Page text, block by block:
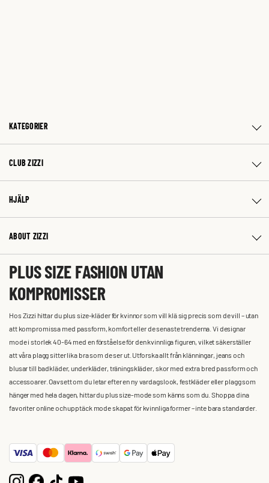
KATEGORIER
CLUB ZIZZI
HJÄLP
ABOUT ZIZZI
PLUS SIZE FASHION UTAN
KOMPROMISSER
Hos Zizzi hittar du plus size-kläder för kvinnor som vill klä sig precis som de vill – utan
att kompromissa med passform, komfort eller de senaste trenderna. Vi designar
mode i storlek 40-64 med en förståelse för den kvinnliga figuren, vilket säkerställer
att våra plagg sitter lika bra som de ser ut. Utforska allt från klänningar, jeans och
blusar till badkläder, underkläder, träningskläder, skor med extra bred passform och
accessoarer. Oavsett om du letar efter en ny vardagslook, festkläder eller plagg som
hänger med hela dagen, hittar du plus size-mode som känns som du. Shoppa dina
favoriter online och upptäck mode skapat för kvinnliga former – inte bara standarder.